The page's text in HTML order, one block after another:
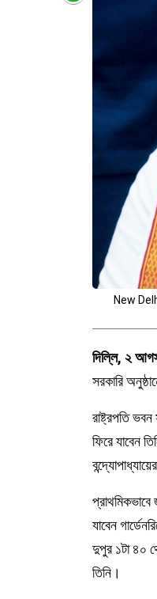
New
দিল্লি, ২
সরকারি
রাষ্ট্রপতি
ফিরে যাবেন
প্রাথমিকভাবে
যাবেন
দুপুর ১টা ৪০
তিনি।